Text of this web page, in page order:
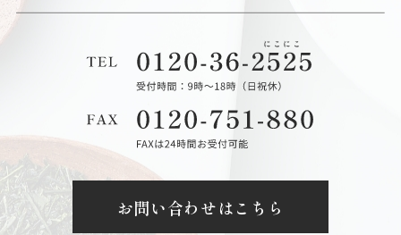
お問い合わせはこちら